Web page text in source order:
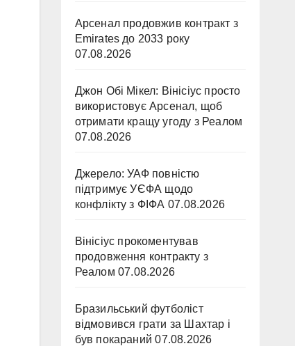
Арсенал продовжив контракт з
Emirates до 2033 року
07.08.2026
Джон Обі Мікел: Вінісіус просто
використовує Арсенал, щоб
отримати кращу угоду з Реалом
07.08.2026
Джерело: УАФ повністю
підтримує УЄФА щодо
конфлікту з ФІФА 07.08.2026
Вінісіус прокоментував
продовження контракту з
Реалом 07.08.2026
Бразильський футболіст
відмовився грати за Шахтар і
був покараний 07.08.2026